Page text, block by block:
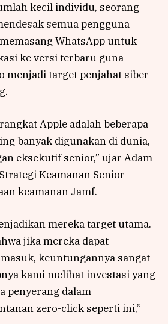
kecil individu, seorang
semua pengguna
WhatsApp untuk
ke versi terbaru guna
menjadi target penjahat siber
Apple adalah beberapa
banyak digunakan di dunia,
eksekutif senior,” ujar Adam
Keamanan Senior
keamanan Jamf.
mereka target utama.
jika mereka dapat
keuntungannya sangat
kami melihat investasi yang
penyerang dalam
zero-click seperti ini,”